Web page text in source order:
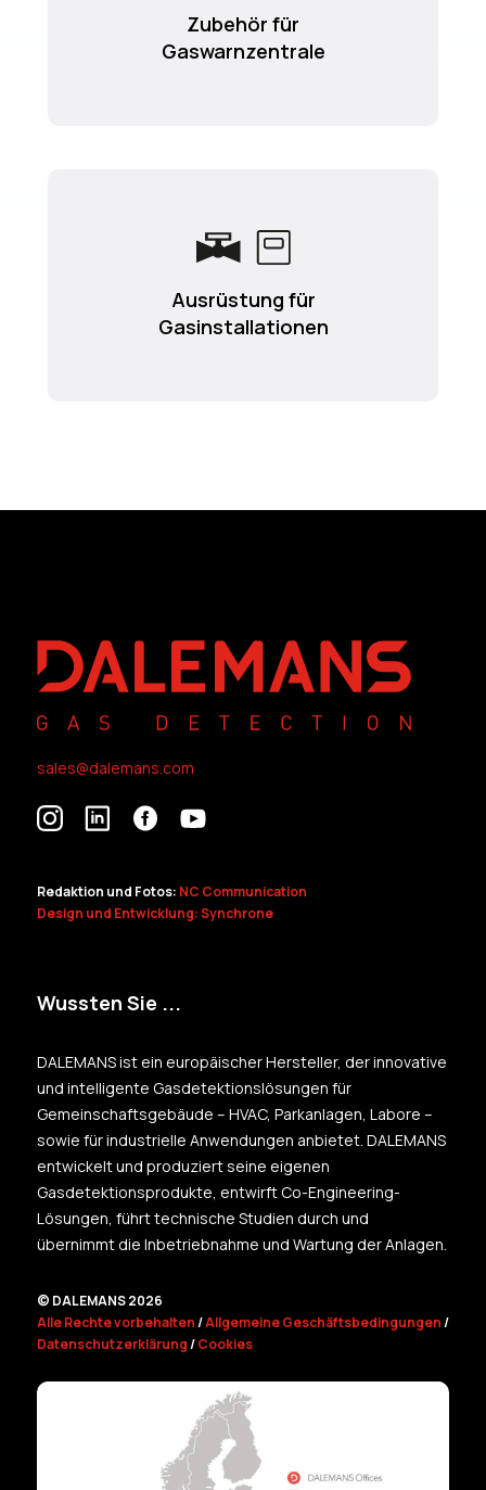
Zubehör für
Gaswarnzentrale
Ausrüstung für
Gasinstallationen
sales@dalemans.com
Redaktion und Fotos: NC Communication
Design und Entwicklung: Synchrone
Wussten Sie ...
DALEMANS ist ein europäischer Hersteller, der innovative
und intelligente Gasdetektionslösungen für
Gemeinschaftsgebäude – HVAC, Parkanlagen, Labore –
sowie für industrielle Anwendungen anbietet. DALEMANS
entwickelt und produziert seine eigenen
Gasdetektionsprodukte, entwirft Co-Engineering-
Lösungen, führt technische Studien durch und
übernimmt die Inbetriebnahme und Wartung der Anlagen.
© DALEMANS 2026
Alle Rechte vorbehalten/Allgemeine Geschäftsbedingungen/
Datenschutzerklärung/Cookies